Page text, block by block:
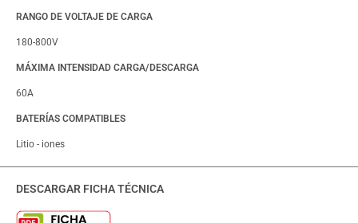
RANGO DE VOLTAJE DE CARGA
180-800V
MÁXIMA INTENSIDAD CARGA/DESCARGA
60A
BATERÍAS COMPATIBLES
Litio - iones
DESCARGAR FICHA TÉCNICA